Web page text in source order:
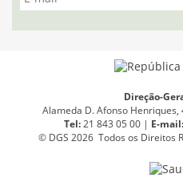
Direção-
Alameda D. Afonso Henriques,
Tel:21 843 05 00 | E-mail:
© DGS 2026 Todos os Direitos